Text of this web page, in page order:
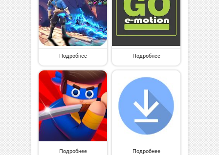
Подробнее Подробнее
Подробнее Подробнее